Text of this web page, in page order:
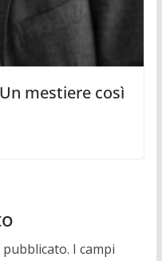
mestiere così
I campi